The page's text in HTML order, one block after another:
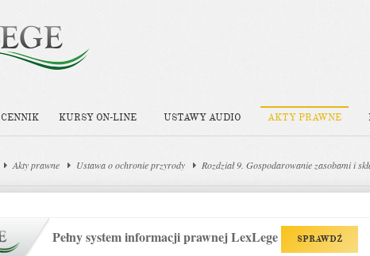
CENNIK KURSY ON-LINE USTAWY AUDIO AKTY PRAWNE
Akty prawne Ustawa o ochronie przyrody Rozdział 9. Gospodarowanie zasobami i
Pełny system informacji prawnej LexLege SPRAWDŹ